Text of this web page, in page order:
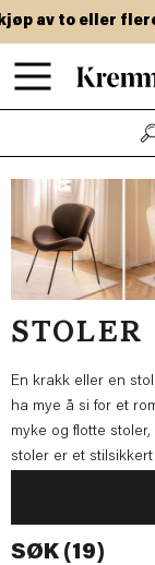
Hopp
til
hovedinnhold
av to eller flere
STOLER
En krakk eller en
ha mye å si for et
myke og flotte
stoler er et
SØK (19)